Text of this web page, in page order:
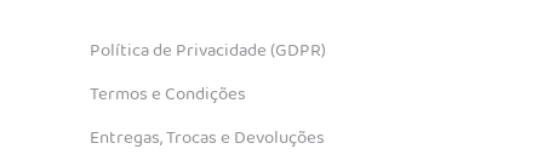
Política de Privacidade (GDPR)
Termos e Condições
Entregas, Trocas e Devoluções